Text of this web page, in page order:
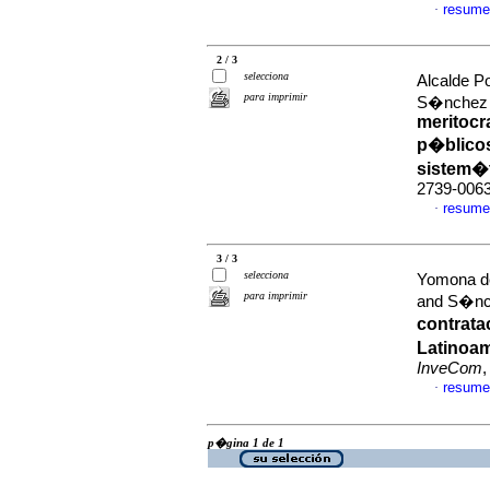
·
2 / 3
selecciona
para imprimir
Alcalde
S�nchez
2739-
·
3 / 3
selecciona
para imprimir
Yomona
and
InveCom
·
p�gina 1 de 1